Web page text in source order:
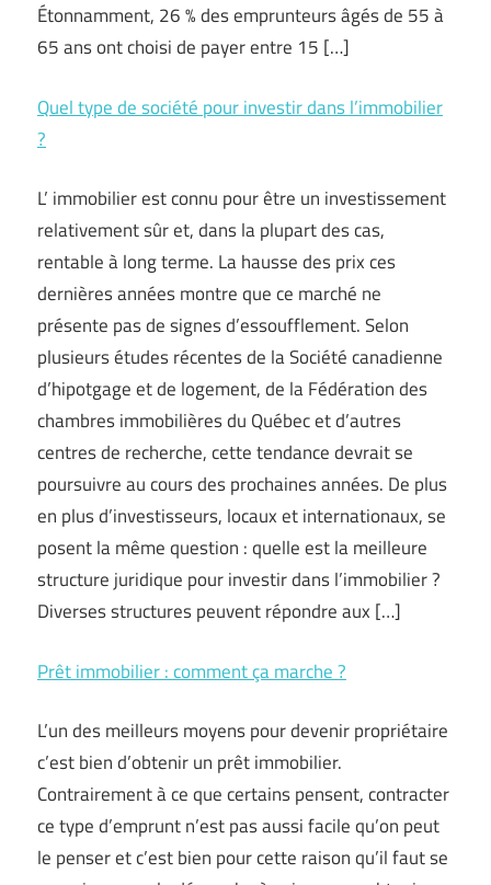
Étonnamment, 26 % des emprunteurs âgés de 55 à
65 ans ont choisi de payer entre 15 […]
Quel type de société pour investir dans l’immobilier
?
L’ immobilier est connu pour être un investissement
relativement sûr et, dans la plupart des cas,
rentable à long terme. La hausse des prix ces
dernières années montre que ce marché ne
présente pas de signes d’essoufflement. Selon
plusieurs études récentes de la Société canadienne
d’hipotgage et de logement, de la Fédération des
chambres immobilières du Québec et d’autres
centres de recherche, cette tendance devrait se
poursuivre au cours des prochaines années. De plus
en plus d’investisseurs, locaux et internationaux, se
posent la même question : quelle est la meilleure
structure juridique pour investir dans l’immobilier ?
Diverses structures peuvent répondre aux […]
Prêt immobilier : comment ça marche ?
L’un des meilleurs moyens pour devenir propriétaire
c’est bien d’obtenir un prêt immobilier.
Contrairement à ce que certains pensent, contracter
ce type d’emprunt n’est pas aussi facile qu’on peut
le penser et c’est bien pour cette raison qu’il faut se